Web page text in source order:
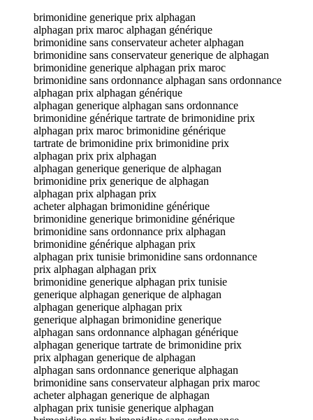
brimonidine generique prix alphagan
alphagan prix maroc alphagan générique
brimonidine sans conservateur acheter alphagan
brimonidine sans conservateur generique de alphagan
brimonidine generique alphagan prix maroc
brimonidine sans ordonnance alphagan sans ordonnance
alphagan prix alphagan générique
alphagan generique alphagan sans ordonnance
brimonidine générique tartrate de brimonidine prix
alphagan prix maroc brimonidine générique
tartrate de brimonidine prix brimonidine prix
alphagan prix prix alphagan
alphagan generique generique de alphagan
brimonidine prix generique de alphagan
alphagan prix alphagan prix
acheter alphagan brimonidine générique
brimonidine generique brimonidine générique
brimonidine sans ordonnance prix alphagan
brimonidine générique alphagan prix
alphagan prix tunisie brimonidine sans ordonnance
prix alphagan alphagan prix
brimonidine generique alphagan prix tunisie
generique alphagan generique de alphagan
alphagan generique alphagan prix
generique alphagan brimonidine generique
alphagan sans ordonnance alphagan générique
alphagan generique tartrate de brimonidine prix
prix alphagan generique de alphagan
alphagan sans ordonnance generique alphagan
brimonidine sans conservateur alphagan prix maroc
acheter alphagan generique de alphagan
alphagan prix tunisie generique alphagan